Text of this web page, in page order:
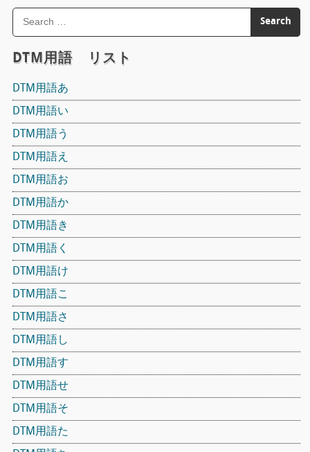
DTM用語 リスト
DTM用語あ
DTM用語い
DTM用語う
DTM用語え
DTM用語お
DTM用語か
DTM用語き
DTM用語く
DTM用語け
DTM用語こ
DTM用語さ
DTM用語し
DTM用語す
DTM用語せ
DTM用語そ
DTM用語た